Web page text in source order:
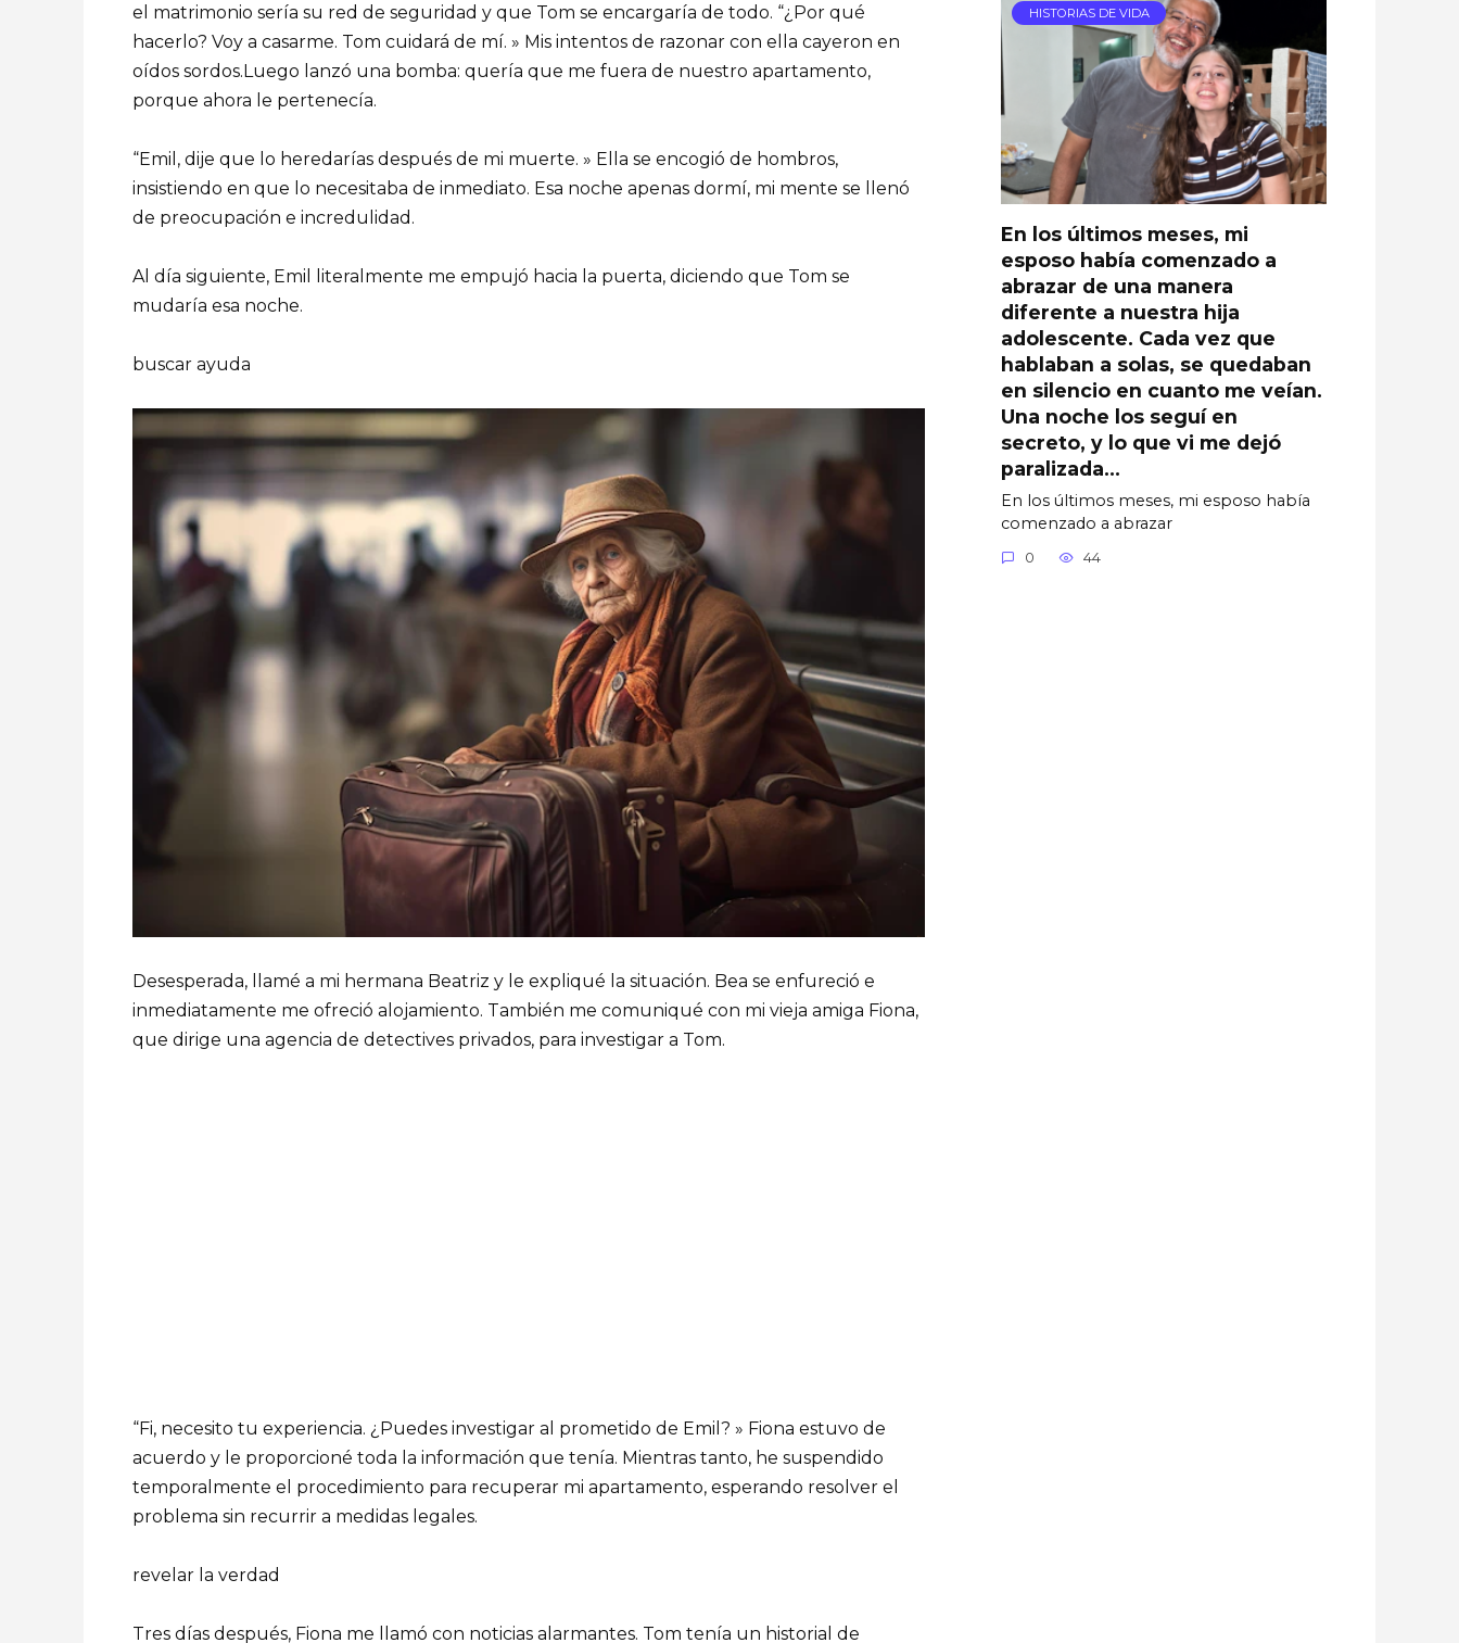
el matrimonio sería su red de seguridad y que Tom se encargaría de todo. “¿Por qué
hacerlo? Voy a casarme. Tom cuidará de mí. » Mis intentos de razonar con ella cayeron en
oídos sordos.Luego lanzó una bomba: quería que me fuera de nuestro apartamento,
porque ahora le pertenecía.
“Emil, dije que lo heredarías después de mi muerte. » Ella se encogió de hombros,
insistiendo en que lo necesitaba de inmediato. Esa noche apenas dormí, mi mente se llenó
de preocupación e incredulidad.
Al día siguiente, Emil literalmente me empujó hacia la puerta, diciendo que Tom se
mudaría esa noche.
buscar ayuda
Desesperada, llamé a mi hermana Beatriz y le expliqué la situación. Bea se enfureció e
inmediatamente me ofreció alojamiento. También me comuniqué con mi vieja amiga Fiona,
que dirige una agencia de detectives privados, para investigar a Tom.
“Fi, necesito tu experiencia. ¿Puedes investigar al prometido de Emil? » Fiona estuvo de
acuerdo y le proporcioné toda la información que tenía. Mientras tanto, he suspendido
temporalmente el procedimiento para recuperar mi apartamento, esperando resolver el
problema sin recurrir a medidas legales.
revelar la verdad
Tres días después, Fiona me llamó con noticias alarmantes. Tom tenía un historial de
HISTORIAS DE VIDA
En los últimos meses, mi
esposo había comenzado a
abrazar de una manera
diferente a nuestra hija
adolescente. Cada vez que
hablaban a solas, se quedaban
en silencio en cuanto me veían.
Una noche los seguí en
secreto, y lo que vi me dejó
paralizada…
En los últimos meses, mi esposo había
comenzado a abrazar
0 44